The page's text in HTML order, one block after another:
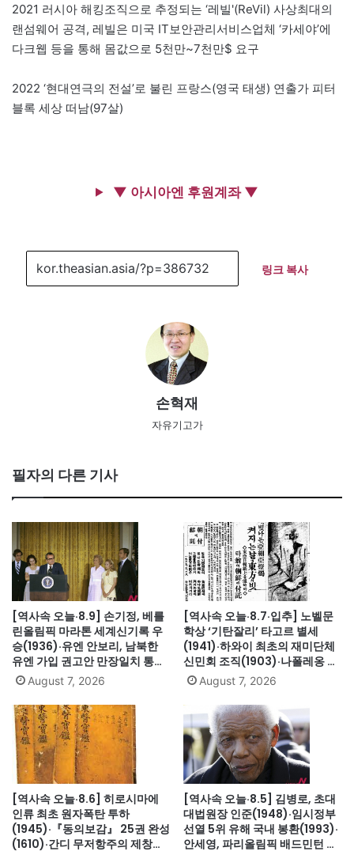
2021 러시아 해킹조직으로 추정되는 ‘레빌'(ReVil) 사상최대의
랜섬웨어 공격, 레빌은 미국 IT보안관리서비스업체 ‘카세야’에
다크웹 등을 통해 몸값으로 5천만~7천만$ 요구
2022 ‘현대연극의 전설’로 불린 프랑스(영국 태생) 연출가 피터
블록 세상 떠남(97살)
▼ 아시아엔 후원계좌 ▼
링크 복사
손혁재
자유기고가
필자의 다른 기사
[역사속 오늘·8.9] 손기정, 베를
린올림픽 마라톤 세계신기록 우
승(1936)·유엔 안보리, 남북한
유엔 가입 권고안 만장일치 통과
(1991)·싱가포르, 말레이시아에
서 분리 독립(1965)·닉슨, 워터
게이트로 사상 첫 대통령 사임
(1974)
August 7, 2026
[역사속 오늘·8.7·입추] 노벨문
학상 ‘기탄잘리’ 타고르 별세
(1941)·하와이 최초의 재미단체
신민회 조직(1903)·나폴레옹 세
인트헬레나섬 유배(1815)·英 해
군, 스페인 무적함대 격파
(1588)·美 화성탐사로봇 큐리오
시티 화성 착륙(2012)·日, 화이
트리스트에서 한국 제외(2019)
August 7, 2026
[역사속 오늘·8.6] 히로시마에
인류 최초 원자폭탄 투하
(1945)·『동의보감』 25권 완성
(1610)·간디 무저항주의 제창
[역사속 오늘·8.5] 김병로, 초대
대법원장 인준(1948)·임시정부
선열 5위 유해 국내 봉환(1993)·
안세영, 파리올림픽 배드민턴 여